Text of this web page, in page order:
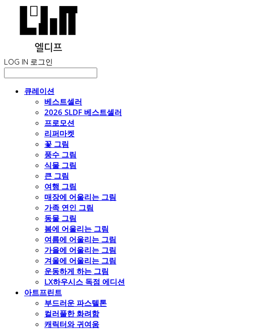
LOG IN 로그인
큐레이션
베스트셀러
2026 SLDF 베스트셀러
프로모션
리퍼마켓
꽃 그림
풍수 그림
식물 그림
큰 그림
여행 그림
매장에 어울리는 그림
가족 연인 그림
동물 그림
봄에 어울리는 그림
여름에 어울리는 그림
가을에 어울리는 그림
겨울에 어울리는 그림
운동하게 하는 그림
LX하우시스 독점 에디션
아트프린트
부드러운 파스텔톤
컬러풀한 화려함
캐릭터와 귀여움